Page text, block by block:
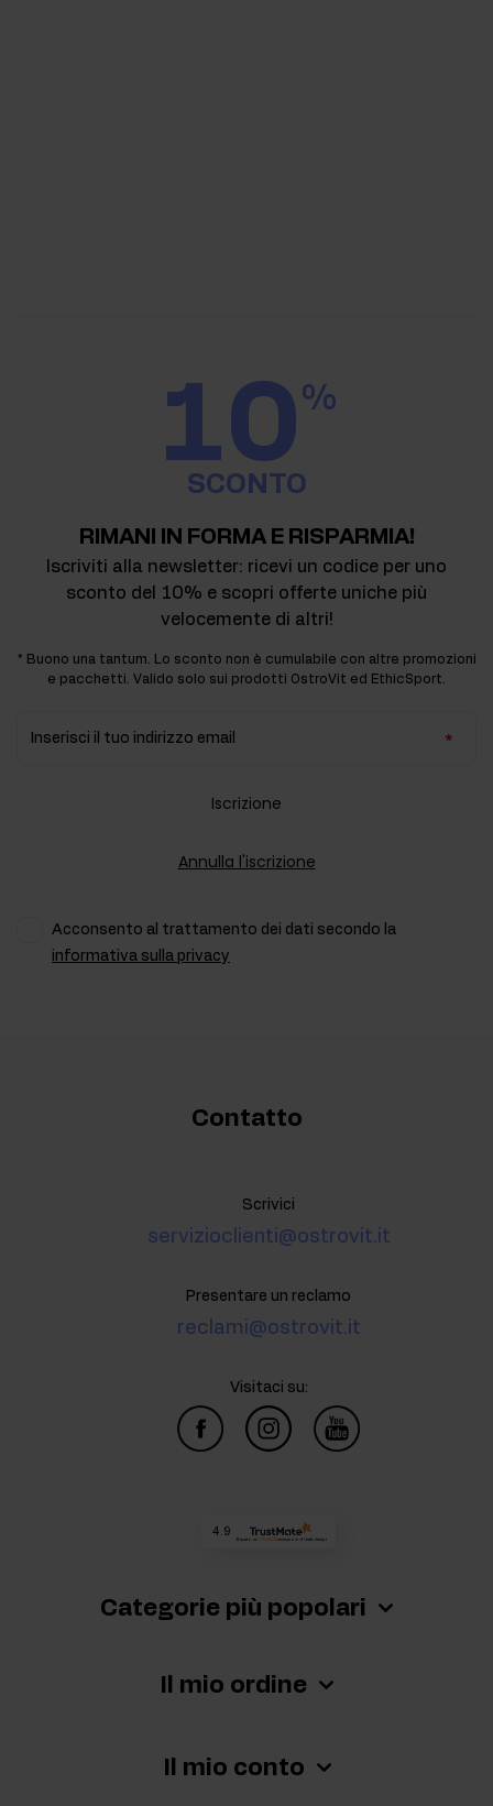
10%
SCONTO
RIMANI IN FORMA E RISPARMIA!
Iscriviti alla newsletter: ricevi un codice per uno
sconto del 10% e scopri offerte uniche più
velocemente di altri!
* Buono una tantum. Lo sconto non è cumulabile con altre promozioni
e pacchetti. Valido solo sui prodotti OstroVit ed EthicSport.
Inserisci il tuo indirizzo email
Iscrizione
Annulla l'iscrizione
Acconsento al trattamento dei dati secondo la
informativa sulla privacy
Categorie più popolari
Il mio ordine
Il mio conto
Contatto
Scrivici
servizioclienti@ostrovit.it
Presentare un reclamo
reclami@ostrovit.it
Visitaci su:
4.9
Basato su 73 027 recensioni di tutti i tempi